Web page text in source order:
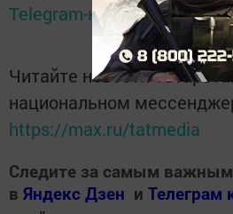
Telegram-каналеТатмедиа
Читайте новости
национальном
https://max.ru/tatmedia
Следите за самым
в Яндекс Дзен и Телеграм